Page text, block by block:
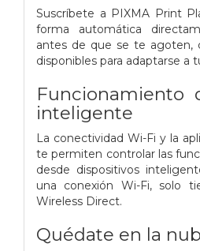
Suscríbete a PIXMA Print
forma automática
antes de que se te agoten,
disponibles para adaptarse a
Funcionamiento
inteligente
La conectividad Wi-Fi y la
te permiten controlar las
desde dispositivos
una conexión Wi-Fi, solo
Wireless Direct.
Quédate en la